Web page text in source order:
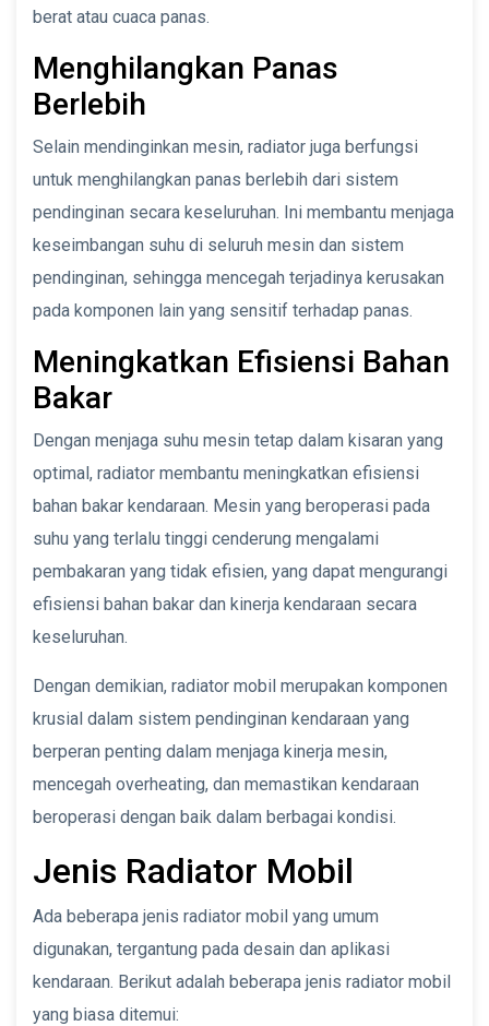
berat atau cuaca panas.
Menghilangkan Panas
Berlebih
Selain mendinginkan mesin, radiator juga berfungsi
untuk menghilangkan panas berlebih dari sistem
pendinginan secara keseluruhan. Ini membantu menjaga
keseimbangan suhu di seluruh mesin dan sistem
pendinginan, sehingga mencegah terjadinya kerusakan
pada komponen lain yang sensitif terhadap panas.
Meningkatkan Efisiensi Bahan
Bakar
Dengan menjaga suhu mesin tetap dalam kisaran yang
optimal, radiator membantu meningkatkan efisiensi
bahan bakar kendaraan. Mesin yang beroperasi pada
suhu yang terlalu tinggi cenderung mengalami
pembakaran yang tidak efisien, yang dapat mengurangi
efisiensi bahan bakar dan kinerja kendaraan secara
keseluruhan.
Dengan demikian, radiator mobil merupakan komponen
krusial dalam sistem pendinginan kendaraan yang
berperan penting dalam menjaga kinerja mesin,
mencegah overheating, dan memastikan kendaraan
beroperasi dengan baik dalam berbagai kondisi.
Jenis Radiator Mobil
Ada beberapa jenis radiator mobil yang umum
digunakan, tergantung pada desain dan aplikasi
kendaraan. Berikut adalah beberapa jenis radiator mobil
yang biasa ditemui: